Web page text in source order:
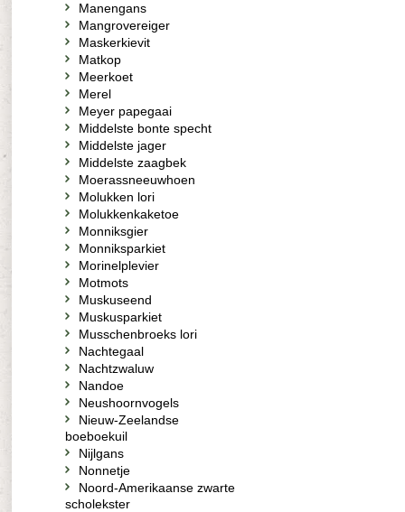
Manengans
Mangrovereiger
Maskerkievit
Matkop
Meerkoet
Merel
Meyer papegaai
Middelste bonte specht
Middelste jager
Middelste zaagbek
Moerassneeuwhoen
Molukken lori
Molukkenkaketoe
Monniksgier
Monniksparkiet
Morinelplevier
Motmots
Muskuseend
Muskusparkiet
Musschenbroeks lori
Nachtegaal
Nachtzwaluw
Nandoe
Neushoornvogels
Nieuw-Zeelandse
boeboekuil
Nijlgans
Nonnetje
Noord-Amerikaanse zwarte
scholekster